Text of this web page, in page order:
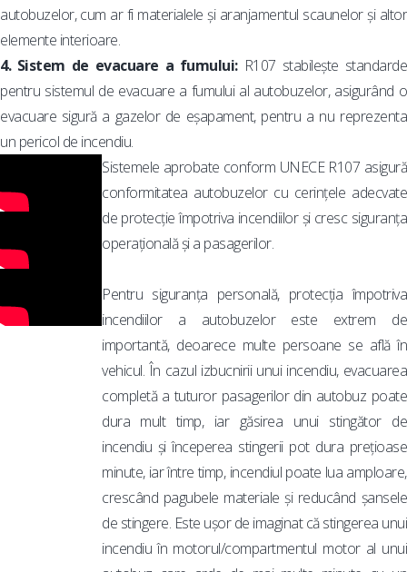
autobuzelor, cum ar fi materialele și aranjamentul scaunelor și altor
elemente interioare.
4. Sistem de evacuare a fumului:R107 stabilește standarde
pentru sistemul de evacuare a fumului al autobuzelor, asigurând o
evacuare sigură a gazelor de eșapament, pentru a nu reprezenta
un pericol de incendiu.
Sistemele aprobate conform UNECE R107 asigură
conformitatea autobuzelor cu cerințele adecvate
de protecție împotriva incendiilor și cresc siguranța
operațională și a pasagerilor.
Pentru siguranța personală, protecția împotriva
incendiilor a autobuzelor este extrem de
importantă, deoarece multe persoane se află în
vehicul. În cazul izbucnirii unui incendiu, evacuarea
completă a tuturor pasagerilor din autobuz poate
dura mult timp, iar găsirea unui stingător de
incendiu și începerea stingerii pot dura prețioase
minute, iar între timp, incendiul poate lua amploare,
crescând pagubele materiale și reducând șansele
de stingere. Este ușor de imaginat că stingerea unui
incendiu în motorul/compartmentul motor al unui